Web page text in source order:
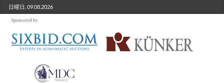
日曜日, 09.08.2026
Sponsored by